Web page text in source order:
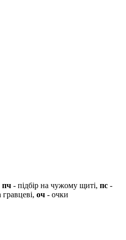
пч - підбір на чужому щиті, пс -
оч - очки